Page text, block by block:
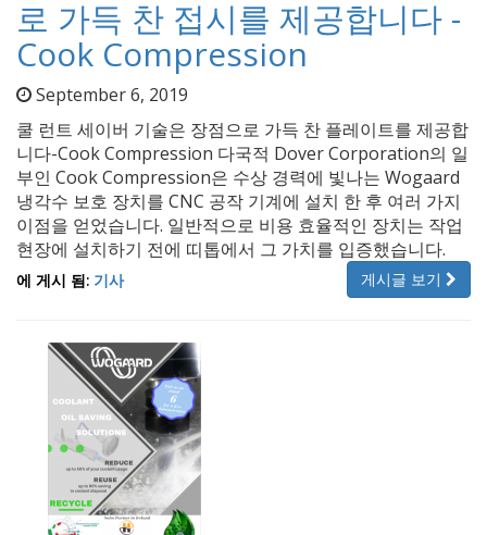
로 가득 찬 접시를 제공합니다 -
Cook Compression
September 6, 2019
쿨 런트 세이버 기술은 장점으로 가득 찬 플레이트를 제공합
니다-Cook Compression 다국적 Dover Corporation의 일
부인 Cook Compression은 수상 경력에 빛나는 Wogaard
냉각수 보호 장치를 CNC 공작 기계에 설치 한 후 여러 가지
이점을 얻었습니다. 일반적으로 비용 효율적인 장치는 작업
현장에 설치하기 전에 띠톱에서 그 가치를 입증했습니다.
게시글 보기
에 게시 됨: 기사